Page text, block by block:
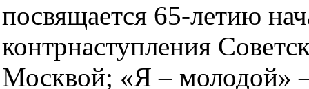
посвящается 65-летию
контрнаступления
Москвой; «Я – молодой»